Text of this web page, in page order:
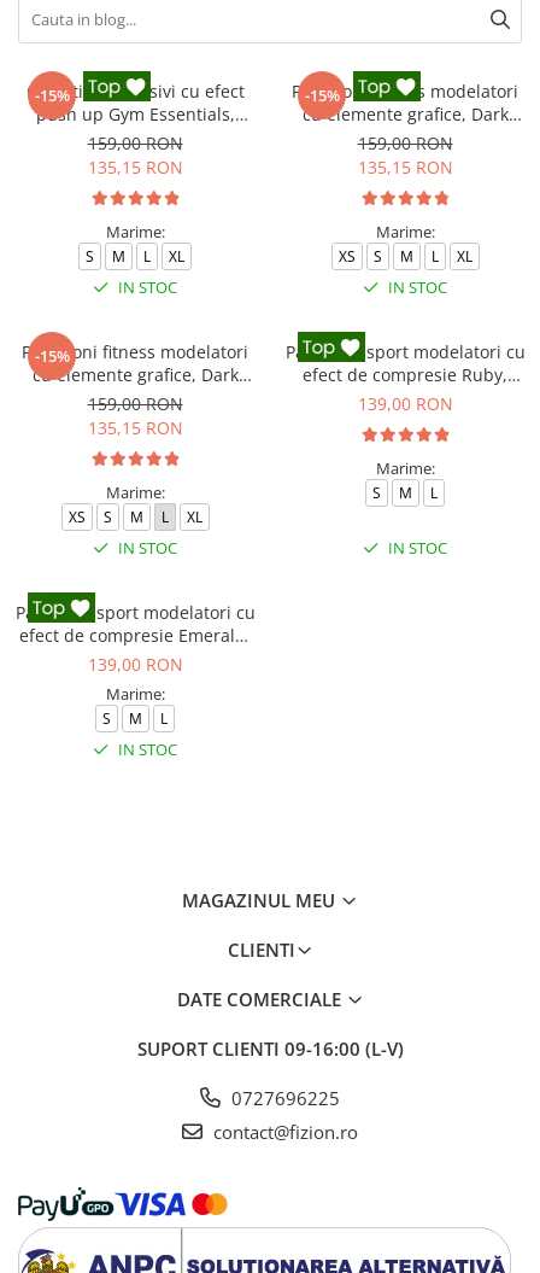
-15%
Colanti compresivi cu efect
push up Gym Essentials,
Negru
159,00 RON
135,15 RON
Marime:
S M L XL
IN STOC
-15%
Pantaloni fitness modelatori
cu elemente grafice, Dark
Marble, Negru
159,00 RON
135,15 RON
Marime:
XS S M L XL
IN STOC
-15%
Pantaloni fitness modelatori
cu elemente grafice, Dark
Marble, Baby-Pink, Roz
159,00 RON
135,15 RON
Marime:
XS S M L XL
IN STOC
Pantaloni sport modelatori cu
efect de compresie Ruby,
Rosu
139,00 RON
Marime:
S M L
IN STOC
Pantaloni sport modelatori cu
efect de compresie Emerald,
Verde
139,00 RON
Marime:
S M L
IN STOC
MAGAZINUL MEU
CLIENTI
DATE COMERCIALE
SUPORT CLIENTI 09-16:00 (L-V)
0727696225
contact@fizion.ro